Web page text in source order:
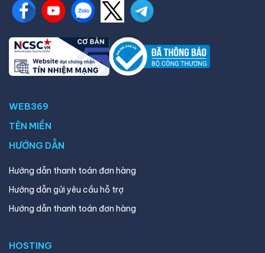
WEB369
TÊN MIỀN
HƯỚNG DẪN
Hướng dẫn thanh toán đơn hàng
Hướng dẫn gửi yêu cầu hỗ trợ
Hướng dẫn thanh toán đơn hàng
HOSTING